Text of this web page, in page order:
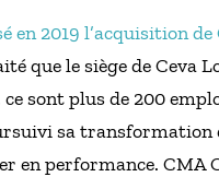
en 2019 l’acquisition
que le siège de
sont plus de 200
sa
en performance.